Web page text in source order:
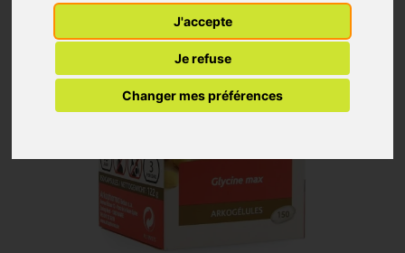
J'accepte
Je refuse
Changer mes préférences